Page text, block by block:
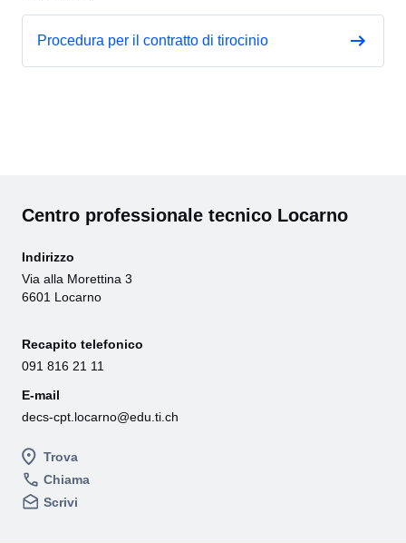
Procedura per il contratto di tirocinio
Centro professionale tecnico Locarno
Trova
Chiama
Scrivi
Indirizzo
Via alla Morettina 3
6601 Locarno
Recapito telefonico
091 816 21 11
E-mail
decs-cpt.locarno@edu.ti.ch